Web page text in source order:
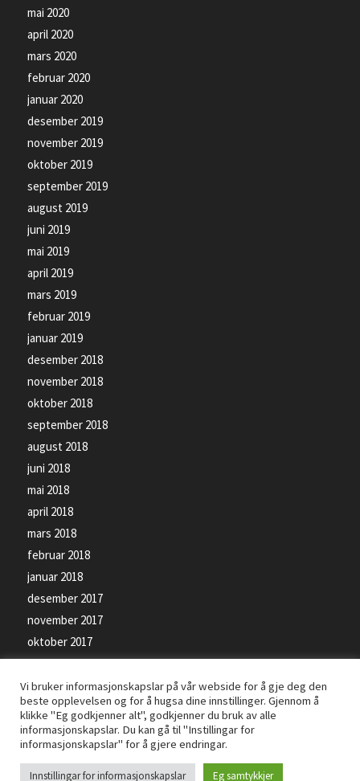
mai 2020
april 2020
mars 2020
februar 2020
januar 2020
desember 2019
november 2019
oktober 2019
september 2019
august 2019
juni 2019
mai 2019
april 2019
mars 2019
februar 2019
januar 2019
desember 2018
november 2018
oktober 2018
september 2018
august 2018
juni 2018
mai 2018
april 2018
mars 2018
februar 2018
januar 2018
desember 2017
november 2017
oktober 2017
september 2017
beskyttet av opphavsrettsloven -Personvernerklæring-Informasjonskapslar
Vi bruker informasjonskapslar på vår webside for å gje deg den
beste opplevelsen og for å hugsa dine innstillinger. Gjennom å
klikke "Eg godkjenner alt", godkjenner du bruk av alle
informasjonskapslar. Du kan gå til "Instillingar for
informasjonskapslar" for å gjere endringar.
Innstillingar for informasjonskapslar Eg samtykkjer